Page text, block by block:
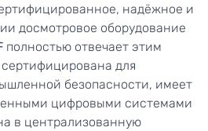
надёжное и
досмотровое оборудование
полностью отвечает этим
для
безопасности, имеет
цифровыми системами
в централизованную